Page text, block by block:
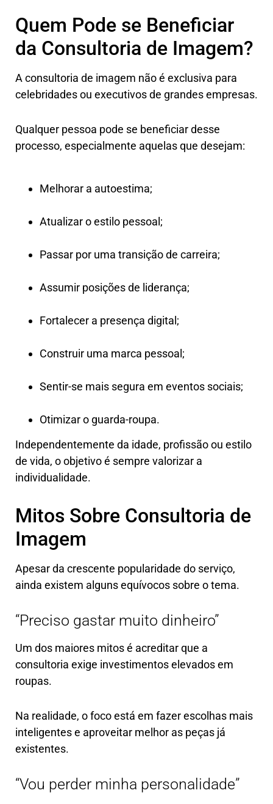
Quem Pode se Beneficiar
da Consultoria de Imagem?
A consultoria de imagem não é exclusiva para
celebridades ou executivos de grandes empresas.
Qualquer pessoa pode se beneficiar desse
processo, especialmente aquelas que desejam:
Melhorar a autoestima;
Atualizar o estilo pessoal;
Passar por uma transição de carreira;
Assumir posições de liderança;
Fortalecer a presença digital;
Construir uma marca pessoal;
Sentir-se mais segura em eventos sociais;
Otimizar o guarda-roupa.
Independentemente da idade, profissão ou estilo
de vida, o objetivo é sempre valorizar a
individualidade.
Mitos Sobre Consultoria de
Imagem
Apesar da crescente popularidade do serviço,
ainda existem alguns equívocos sobre o tema.
“Preciso gastar muito dinheiro”
Um dos maiores mitos é acreditar que a
consultoria exige investimentos elevados em
roupas.
Na realidade, o foco está em fazer escolhas mais
inteligentes e aproveitar melhor as peças já
existentes.
“Vou perder minha personalidade”